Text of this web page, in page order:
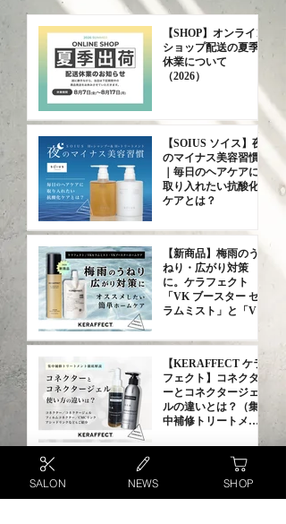
NOTTO OG No.1シャンプー
価格
￥5,445
NOTTO OG No.2トリートメント
価格
￥5,808
KERAFFECT ケラフェクト シャンプ
ー
価格
￥4,950
ReKERA リケラ エマルジョン
価格
￥4,620
SOIUS ソイス H＋トリートメント
価格
￥5,500
SOIUS ソイス H＋シャンプー
価格
￥5,500
KERAFFECT ケラフェクト VKブー
スターホームケア 50g
価格
￥2,090
enu エヌ シャンプー SL（つややか）
価格
￥3,630
enu エヌ リペアメント SL（つやや
か）
価格
￥3,872
MODENICA モデニカ ナチュラルF
200ml
価格
￥2,783
KERAFFECT ケラフェクト CMCト
リートメント（やわらか）
価格
￥6,050
デュアルビー プレミアムシャンプー
500g
在庫なし
Dualvie デュアルビー プレミアムト
リートメント 300g
在庫なし
【SHOP】オンライン
ショップ配送の夏季
休業について
（2026）
【SOIUS ソイス】夜
のマイナス美容習慣
｜毎日のヘアケアに
取り入れたい抗酸化
ケアとは？
【新商品】梅雨のう
ねり・広がり対策
に。ケラフェクト
「VK ブースター セ
ラムミスト」と「VK
ア」をご紹介します
（KERAFFECT ケラ
フェクト）
【KERAFFECT ケラ
フェクト】コネクタ
ーとコネクタージェ
ルの違いとは？（集
中補修トリートメン
／コネクタージェル
／フィルムコネクタ
ー／CMCリンク／ア
1/4
SALON NEWS SHOP